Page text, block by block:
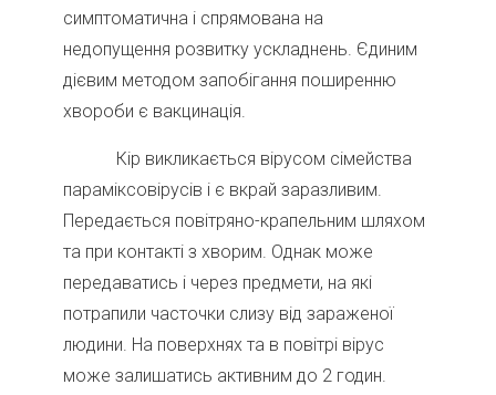
симптоматична і спрямована на
недопущення розвитку ускладнень. Єдиним
дієвим методом запобігання поширенню
хвороби є вакцинація.
Кір викликається вірусом сімейства
параміксовірусів і є вкрай заразливим.
Передається повітряно-крапельним шляхом
та при контакті з хворим. Однак може
передаватись і через предмети, на які
потрапили часточки слизу від зараженої
людини. На поверхнях та в повітрі вірус
може залишатись активним до 2 годин.